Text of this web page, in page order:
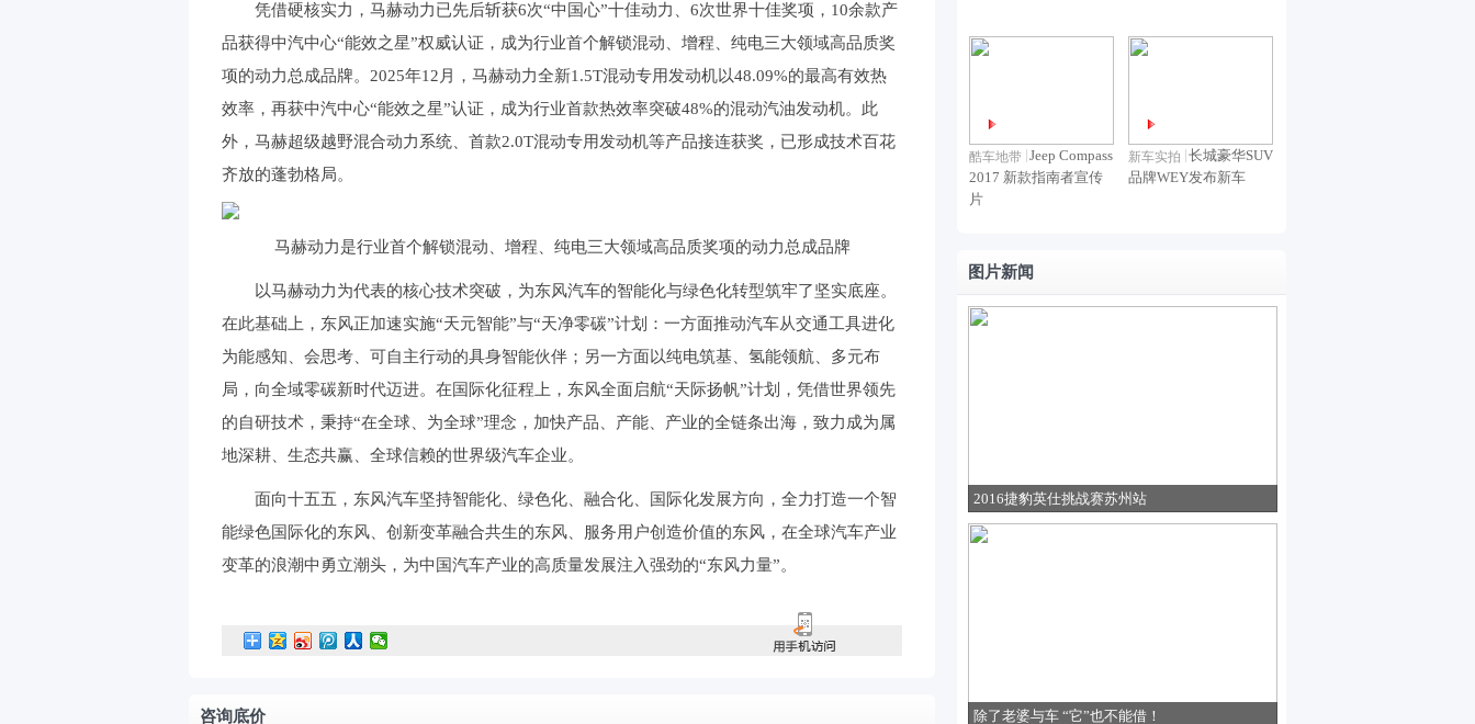
凭借硬核实力，马赫动力已先后斩获6次“中国心”十佳动力、6次世界十佳奖项，10余款产
品获得中汽中心“能效之星”权威认证，成为行业首个解锁混动、增程、纯电三大领域高品质奖
项的动力总成品牌。2025年12月，马赫动力全新1.5T混动专用发动机以48.09%的最高有效热
效率，再获中汽中心“能效之星”认证，成为行业首款热效率突破48%的混动汽油发动机。此
外，马赫超级越野混合动力系统、首款2.0T混动专用发动机等产品接连获奖，已形成技术百花
齐放的蓬勃格局。
马赫动力是行业首个解锁混动、增程、纯电三大领域高品质奖项的动力总成品牌
以马赫动力为代表的核心技术突破，为东风汽车的智能化与绿色化转型筑牢了坚实底座。
在此基础上，东风正加速实施“天元智能”与“天净零碳”计划：一方面推动汽车从交通工具进化
为能感知、会思考、可自主行动的具身智能伙伴；另一方面以纯电筑基、氢能领航、多元布
局，向全域零碳新时代迈进。在国际化征程上，东风全面启航“天际扬帆”计划，凭借世界领先
的自研技术，秉持“在全球、为全球”理念，加快产品、产能、产业的全链条出海，致力成为属
地深耕、生态共赢、全球信赖的世界级汽车企业。
面向十五五，东风汽车坚持智能化、绿色化、融合化、国际化发展方向，全力打造一个智
能绿色国际化的东风、创新变革融合共生的东风、服务用户创造价值的东风，在全球汽车产业
变革的浪潮中勇立潮头，为中国汽车产业的高质量发展注入强劲的“东风力量”。
咨询底价
酷车地带 Jeep Compass
2017 新款指南者宣传
片
新车实拍 长城豪华SUV
品牌WEY发布新车
图片新闻
2016捷豹英仕挑战赛苏州站
除了老婆与车 “它”也不能借！